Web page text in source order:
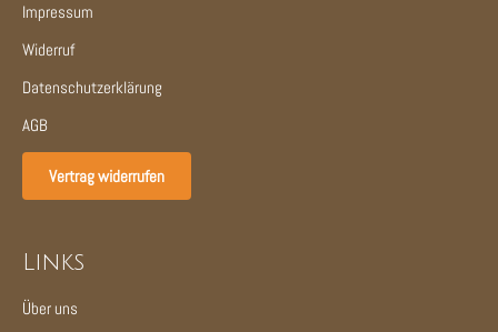
Impressum
Widerruf
Datenschutzerklärung
AGB
Vertrag widerrufen
Links
Über uns